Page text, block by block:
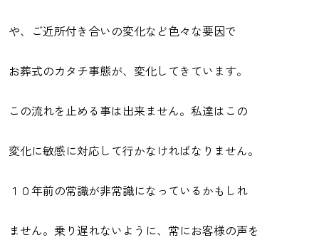
や、ご近所付き合いの変化など色々な要因で
お葬式のカタチ事態が、変化してきています。
この流れを止める事は出来ません。私達はこの
変化に敏感に対応して行かなければなりません。
１０年前の常識が非常識になっているかもしれ
ません。乗り遅れないように、常にお客様の声を